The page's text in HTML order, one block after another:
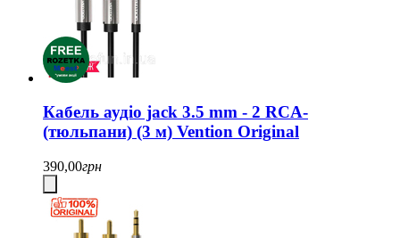
Кабель аудіо jack 3.5 mm - 2 RCA-
(тюльпани) (3 м) Vention Original
390,00грн